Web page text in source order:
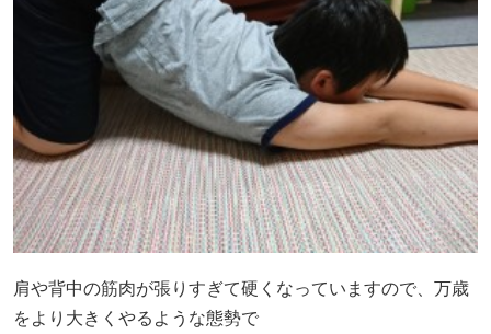
肩や背中の筋肉が張りすぎて硬くなっていますので、万歳
をより大きくやるような態勢で